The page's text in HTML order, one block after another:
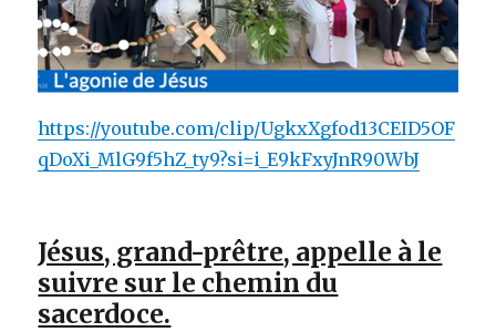
https://youtube.com/clip/UgkxXgfod13CEID5OF
qDoXi_MlG9f5hZ_ty9?si=i_E9kFxyJnR90WbJ
Jésus, grand-prêtre, appelle à le
suivre sur le chemin du
sacerdoce.